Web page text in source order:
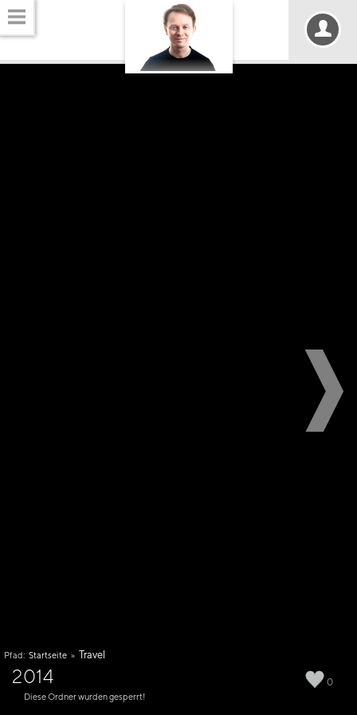
0
Pfad: Startseite » Travel
2014
Diese Ordner wurden gesperrt!